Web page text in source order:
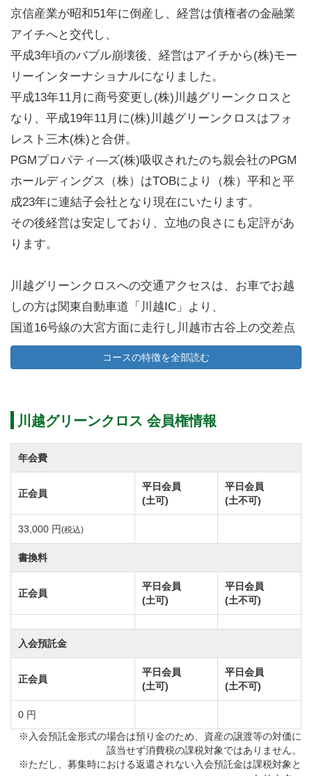
京信産業が昭和51年に倒産し、経営は債権者の金融業
アイチへと交代し、
平成3年頃のバブル崩壊後、経営はアイチから(株)モー
リーインターナショナルになりました。
平成13年11月に商号変更し(株)川越グリーンクロスと
なり、平成19年11月に(株)川越グリーンクロスはフォ
レスト三木(株)と合併。
PGMプロパティ―ズ(株)吸収されたのち親会社のPGM
ホールディングス（株）はTOBにより（株）平和と平
成23年に連結子会社となり現在にいたります。
その後経営は安定しており、立地の良さにも定評があ
ります。
川越グリーンクロスへの交通アクセスは、お車でお越
しの方は関東自動車道「川越IC」より、
国道16号線の大宮方面に走行し川越市古谷上の交差点
付近にあるゴルフ場への案内板がありますので、それ
に従いお越しください。
16号線西大宮バイパスを川越方面へと進み新上江橋を
渡り、左折するとゴルフ場がございます。
電車でお越しの方はJR埼京線「指扇駅」と「南古谷
駅」が最寄り駅となります。
「指扇駅」からはタクシーをご利用約8分でゴルフ場ま
でお越しいただけます。
「南古谷駅」からですと改札を出て右側の埼玉信用金
庫前より定時便の送迎バス運行しております。
「南古谷駅」からゴルフ場まで10分ほどでお越しいた
だけますので、是非そちらをご利用ください。
川越グリーンクロスのコースは9336ヤードの27ホール
のゴルフ場です。
荒川に面している河川敷コースで、グリーンはアメリ
カンスタイルのベントワングリーンです。
思えない複雑なアンジュレーションがあります。
複雑なクリークやグリーン周りのバンカーなどフェア
コースの特徴を全部読む
川越グリーンクロス 会員権情報
年会費
正会員
平日会員
(土可)
平日会員
(土不可)
33,000 円(税込)
書換料
正会員
平日会員
(土可)
平日会員
(土不可)
入会預託金
正会員
平日会員
(土可)
平日会員
(土不可)
0 円
※入会預託金形式の場合は預り金のため、資産の譲渡等の対価に
該当せず消費税の課税対象ではありません。
※ただし、募集時における返還されない入会預託金は課税対象と